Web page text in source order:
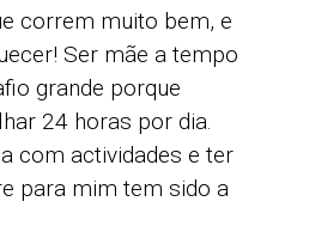
correm muito bem, e
Ser mãe a tempo
grande porque
24 horas por dia.
com actividades e ter
para mim tem sido a